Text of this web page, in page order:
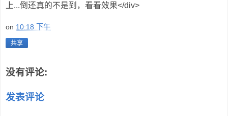
上...倒还真的不是到，看看效果</div>
on 10:18 下午
共享
没有评论:
发表评论